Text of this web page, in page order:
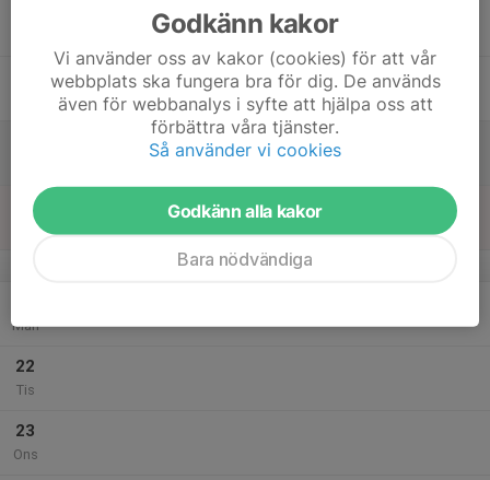
20
Sön
v.39
Mån
22
Tis
23
Ons
Godkänn kakor
Vi använder oss av kakor (cookies) för att vår
webbplats ska fungera bra för dig. De används
även för webbanalys i syfte att hjälpa oss att
förbättra våra tjänster.
Så använder vi cookies
Godkänn alla kakor
Bara nödvändiga